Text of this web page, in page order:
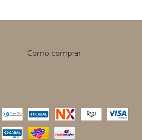
Como comprar